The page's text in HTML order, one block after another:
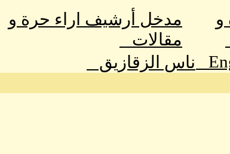
و
مدخل أرشيف اراء حرة و
مقالات
ناس الزقازيق